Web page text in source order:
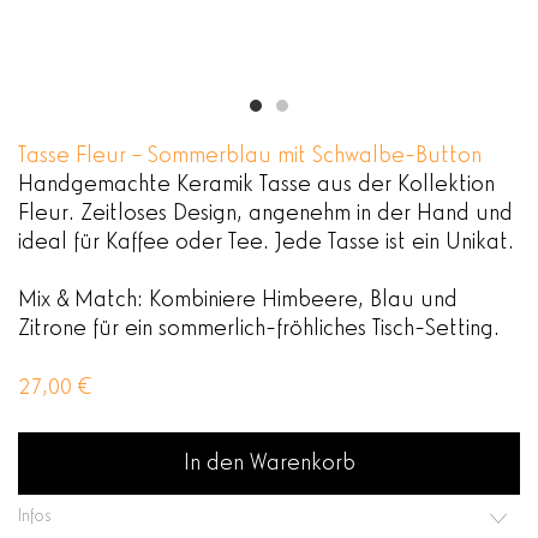
Tasse Fleur – Sommerblau mit Schwalbe-Button
Handgemachte Keramik Tasse aus der Kollektion
Fleur. Zeitloses Design, angenehm in der Hand und
ideal für Kaffee oder Tee. Jede Tasse ist ein Unikat.
Mix & Match: Kombiniere Himbeere, Blau und
Zitrone für ein sommerlich-fröhliches Tisch-Setting.
27,00 €
In den Warenkorb
Infos